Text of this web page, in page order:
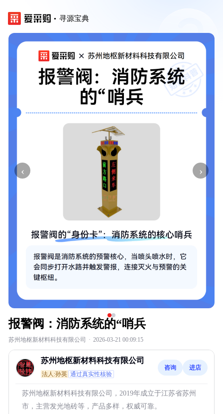
寻源宝典
‹ ›
报警阀：消防系统的“哨兵
苏州地枢新材料科技有限公司 · 2026-03-21 00:09:15
苏州地枢新材料科技有限公司
法人:孙英 通过真实性核验
咨询 进店
苏州地枢新材料科技有限公司，2019年成立于江苏省苏州
市，主营发光地砖等，产品多样，权威可靠。